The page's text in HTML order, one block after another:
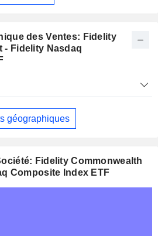
des Ventes: Fidelity
- Fidelity Nasdaq
géographiques
Fidelity Commonwealth
Composite Index ETF